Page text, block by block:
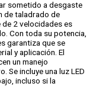
sometido a desgaste
de taladrado de
de 2 velocidades es
Con toda su potencia,
garantiza que se
y aplicación. El
un manejo
Se incluye una luz LED
incluso si la